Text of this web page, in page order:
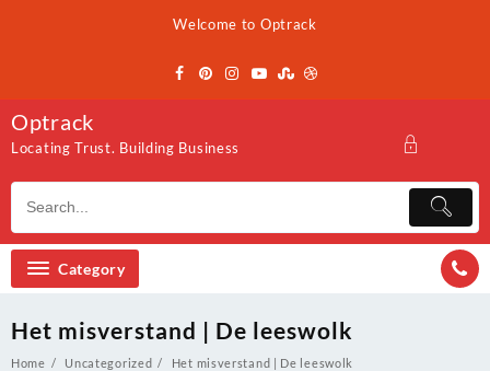
Welcome to Optrack
Optrack
Locating Trust. Building Business
Category
Het misverstand | De leeswolk
Home Uncategorized Het misverstand | De leeswolk